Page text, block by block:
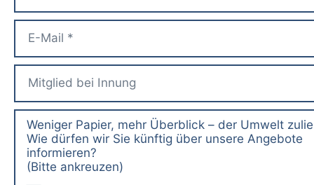
Weniger Papier, mehr Überblick – der Umwelt
Wie dürfen wir Sie künftig über unsere Angebote
informieren?
(Bitte ankreuzen)